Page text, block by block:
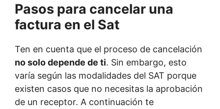
Pasos para cancelar una
factura en el Sat
Ten en cuenta que el proceso de cancelación
no solo depende de ti. Sin embargo, esto
varía según las modalidades del SAT porque
existen casos que no necesitas la aprobación
de un receptor. A continuación te